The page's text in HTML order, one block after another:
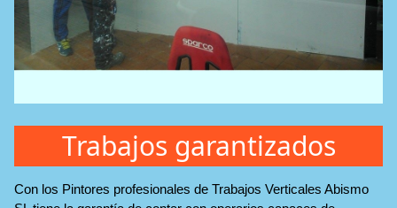
Trabajos garantizados
Con los Pintores profesionales de Trabajos Verticales Abismo